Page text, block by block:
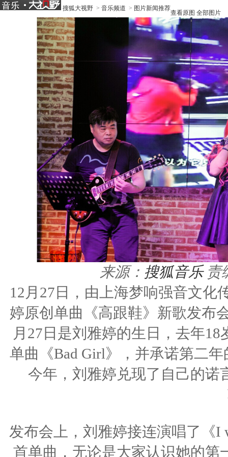
搜狐大视野 > 音乐频道 > 图片新闻推荐
查看原图 全部图片
来源： 搜狐音乐 责
12月27日，由上海梦响强音文化
婷原创单曲《高跟鞋》新歌发布
月27日是刘雅婷的生日，去年
单曲《Bad Girl》，并承诺第二
今年，刘雅婷兑现了自己的诺
发布会上，刘雅婷接连演唱了《I
首单曲，无论是大家认识她的第